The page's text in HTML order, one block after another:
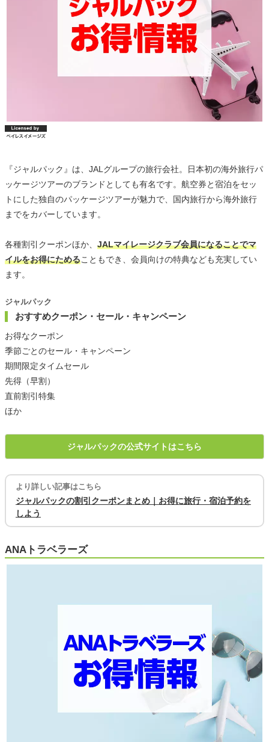
『ジャルパック』は、JALグループの旅行会社。日本初の海外旅行パ
ッケージツアーのブランドとしても有名です。航空券と宿泊をセッ
トにした独自のパッケージツアーが魅力で、国内旅行から海外旅行
までをカバーしています。
各種割引クーポンほか、 JALマイレージクラブ会員になることでマ
イルをお得にためることもでき、会員向けの特典なども充実してい
ます。
おすすめクーポン・セール・キャンペーン
ジャルパック
お得なクーポン
季節ごとのセール・キャンペーン
期間限定タイムセール
先得（早割）
直前割引特集
ほか
ジャルパックの公式サイトはこちら
より詳しい記事はこちら
ジャルパックの割引クーポンまとめ｜お得に旅行・宿泊予約を
しよう
ANAトラベラーズ